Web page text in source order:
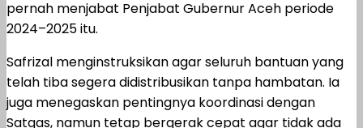
pernah menjabat Penjabat Gubernur Aceh periode
2024–2025 itu.
Safrizal menginstruksikan agar seluruh bantuan yang
telah tiba segera didistribusikan tanpa hambatan. Ia
juga menegaskan pentingnya koordinasi dengan
Satgas, namun tetap bergerak cepat agar tidak ada